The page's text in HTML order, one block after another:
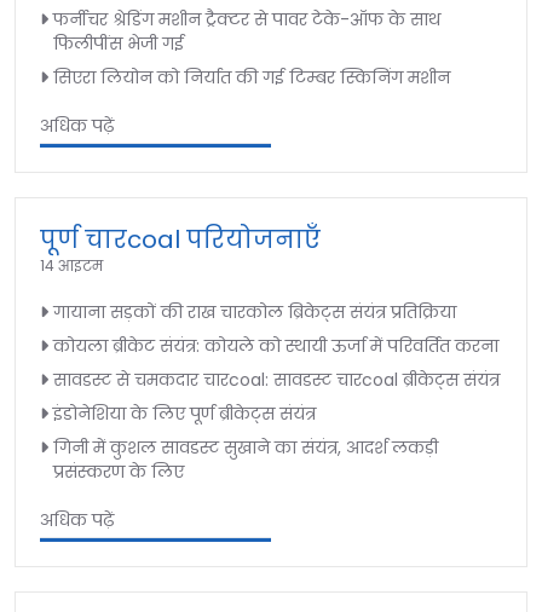
फर्नीचर श्रेडिंग मशीन ट्रैक्टर से पावर टेके-ऑफ के साथ
फिलीपींस भेजी गई
सिएरा लियोन को निर्यात की गई टिम्बर स्किनिंग मशीन
अधिक पढ़ें
पूर्ण चारcoal परियोजनाएँ
14 आइटम
गायाना सड़कों की राख चारकोल ब्रिकेट्स संयंत्र प्रतिक्रिया
कोयला ब्रीकेट संयंत्र: कोयले को स्थायी ऊर्जा में परिवर्तित करना
सावडस्ट से चमकदार चारcoal: सावडस्ट चारcoal ब्रीकेट्स संयंत्र
इंडोनेशिया के लिए पूर्ण ब्रीकेट्स संयंत्र
गिनी में कुशल सावडस्ट सुखाने का संयंत्र, आदर्श लकड़ी
प्रसंस्करण के लिए
अधिक पढ़ें